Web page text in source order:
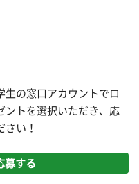
生の窓口アカウントでロ
ントを選択いただき、応
い！
募する